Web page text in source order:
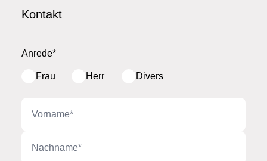
Kontakt
Anrede*
Frau Herr Divers